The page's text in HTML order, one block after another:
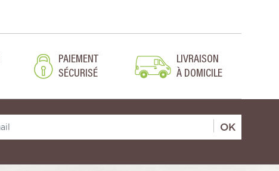
PAIEMENT
SÉCURISÉ
LIVRAISON
À DOMICILE
OK